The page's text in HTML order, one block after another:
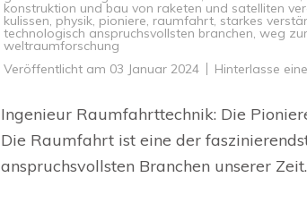
konstruktion und bau von raketen und satelliten
kulissen, physik, pioniere, raumfahrt, starkes
technologisch anspruchsvollsten branchen, weg
weltraumforschung
Veröffentlicht am 03 Januar 2024 Hinterlasse
Ingenieur Raumfahrttechnik: Die
Die Raumfahrt ist eine der
anspruchsvollsten Branchen unserer